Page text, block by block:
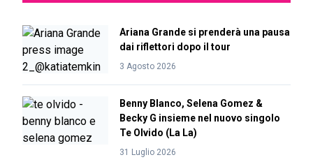
Ariana Grande si prenderà una pausa
dai riflettori dopo il tour
3 Agosto 2026
Benny Blanco, Selena Gomez &
Becky G insieme nel nuovo singolo
Te Olvido (La La)
31 Luglio 2026